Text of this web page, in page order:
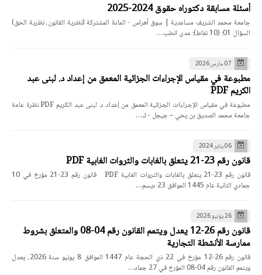
أسئلة مسابقة دكتوراه حقوق 2024-2025
جامعة محمد الشريف مساعدية | سوق أهراس - المادة المشتركة (نظرية القانون، نظرية الحق)
السؤال 01: (10 نقاط): مدى انطب…
07 مارس 2026
مطبوعة في مقياس الإجراءات الجزائية المعمق من إعداد د. لبنى عبد
الكريم PDF
مطبوعة في مقياس الإجراءات الجزائية المعمق من إعداد د. لبنى عبد الكريم PDF نظرة عامة
جامعة محمد الصديق بن يحي – جيجل - ك…
06 يناير 2024
قانون رقم 23-21 يتعلق بالغابات والثروات الغابية PDF
قانون رقم 23-21 يتعلق بالغابات والثروات الغابية PDF قانون رقم 23-21 مؤرخ في 10
جمادي الثانية عام 1445 الموافق 23 ديسم…
26 يونيو 2026
قانون رقم 26-12 يعدل ويتمم القانون رقم 04-08 والمتعلق بشروط
ممارسة الأنشطة التجارية
قانون رقم 26-12 مؤرخ في 22 ذي الحجة عام 1447 الموافق 8 يونيو سنة 2026، يعدل
ويتمم القانون رقم 04-08 المؤرخ في 27 جماد…